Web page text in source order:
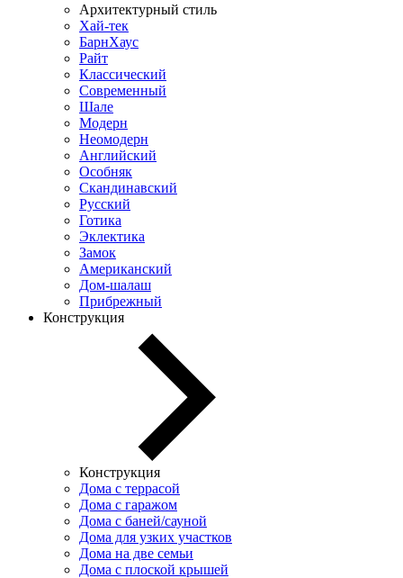
Архитектурный стиль
Хай-тек
БарнХаус
Райт
Классический
Современный
Шале
Модерн
Неомодерн
Английский
Особняк
Скандинавский
Русский
Готика
Эклектика
Замок
Американский
Дом-шалаш
Прибрежный
Конструкция
Конструкция
Дома с террасой
Дома с гаражом
Дома с баней/сауной
Дома для узких участков
Дома на две семьи
Дома с плоской крышей